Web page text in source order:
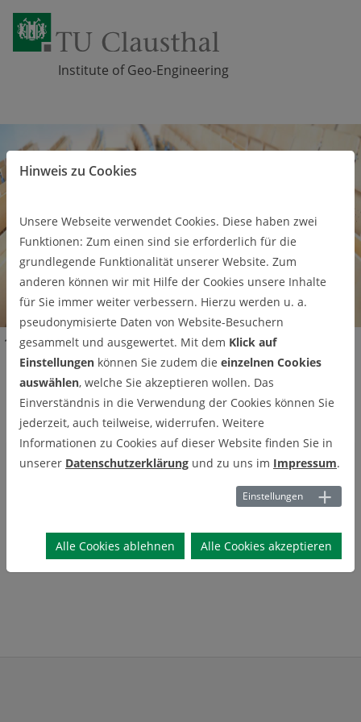
Zum Inhalt springen
Institute of Geo-Engineering
Studium Exkursionen
Exkursionen
Exkursion ins Rheinische Revier
EXKURSION INS RHEINISCHE
Sommersemester 2022
Hinweis zu Cookies
Unsere Webseite verwendet Cookies. Diese haben zwei
Funktionen: Zum einen sind sie erforderlich für die
grundlegende Funktionalität unserer Website. Zum
anderen können wir mit Hilfe der Cookies unsere Inhalte
für Sie immer weiter verbessern. Hierzu werden u. a.
pseudonymisierte Daten von Website-Besuchern
gesammelt und ausgewertet. Mit dem Klick auf
Einstellungen können Sie zudem die einzelnen Cookies
auswählen, welche Sie akzeptieren wollen. Das
Einverständnis in die Verwendung der Cookies können Sie
jederzeit, auch teilweise, widerrufen. Weitere
Informationen zu Cookies auf dieser Website finden Sie in
unserer Datenschutzerklärung und zu uns im Impressum.
Einstellungen
Alle Cookies ablehnen Alle Cookies akzeptieren